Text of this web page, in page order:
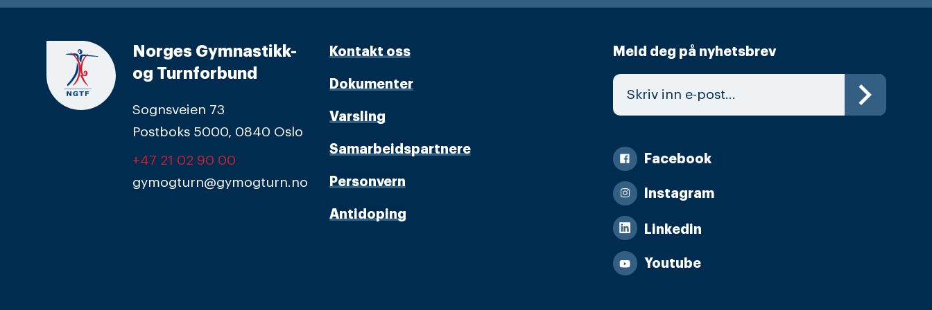
Norges Gymnastikk-
og Turnforbund
Sognsveien 73
Postboks 5000, 0840 Oslo
+47 21 02 90 00
gymogturn@gymogturn.no
Kontakt oss
Dokumenter
Varsling
Samarbeidspartnere
Personvern
Antidoping
Meld deg på nyhetsbrev
Facebook
Instagram
Linkedin
Youtube